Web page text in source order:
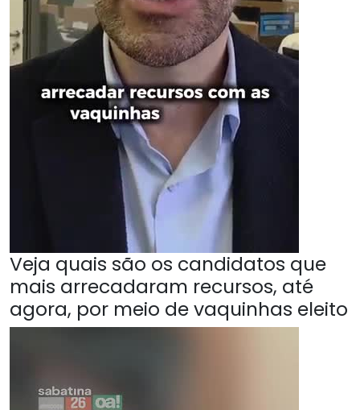
Veja quais são os candidatos que
mais arrecadaram recursos, até
agora, por meio de vaquinhas eleito